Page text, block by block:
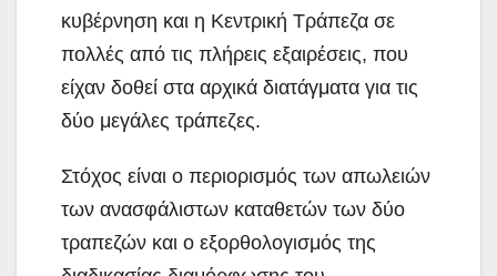
κυβέρνηση και η Κεντρική Τράπεζα σε
πολλές από τις πλήρεις εξαιρέσεις, που
είχαν δοθεί στα αρχικά διατάγματα για τις
δύο μεγάλες τράπεζες.
Στόχος είναι ο περιορισμός των απωλειών
των ανασφάλιστων καταθετών των δύο
τραπεζών και ο εξορθολογισμός της